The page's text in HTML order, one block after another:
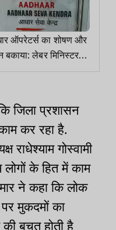
ऑपरेटर्स का शोषण और
बकाया: लेबर मिनिस्टर
गया ज्ञापन
जिला प्रशासन
कर रहा है.
राधेश्याम गोस्वामी
के हित में काम
ने कहा कि लोक
मुकदमों का
बचत होती है